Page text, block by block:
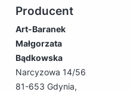
Producent
Art-Baranek
Małgorzata
Bądkowska
Narcyzowa 14/56
81-653 Gdynia,